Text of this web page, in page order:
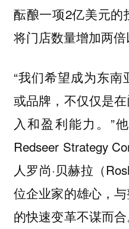
酝酿一项2亿美元的
将门店数量增加两倍
“我们希望成为东
或品牌，不仅仅是
入和盈利能力。”
Redseer Strategy
人罗尚·贝赫拉（
位企业家的雄心，
的快速变革不谋而